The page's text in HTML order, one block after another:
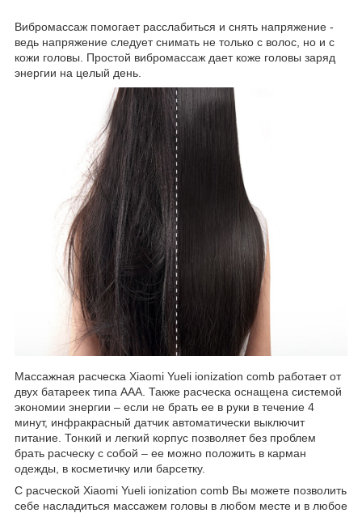
Вибромассаж помогает расслабиться и снять напряжение -
ведь напряжение следует снимать не только с волос, но и с
кожи головы. Простой вибромассаж дает коже головы заряд
энергии на целый день.
Массажная расческа Xiaomi Yueli ionization comb работает от
двух батареек типа ААА. Также расческа оснащена системой
экономии энергии – если не брать ее в руки в течение 4
минут, инфракрасный датчик автоматически выключит
питание. Тонкий и легкий корпус позволяет без проблем
брать расческу с собой – ее можно положить в карман
одежды, в косметичку или барсетку.
С расческой Xiaomi Yueli ionization comb Вы можете позволить
себе насладиться массажем головы в любом месте и в любое